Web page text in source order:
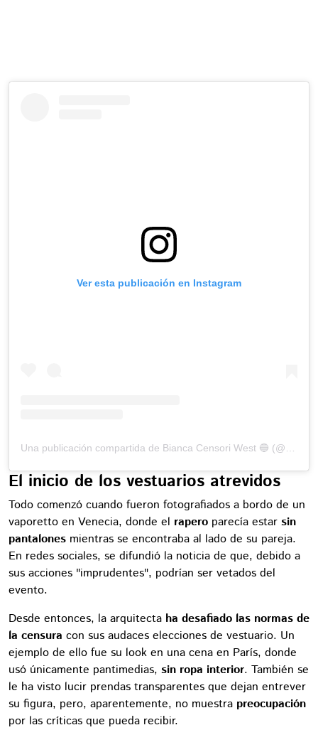
Ver esta publicación en Instagram
El inicio de los vestuarios atrevidos
Todo comenzó cuando fueron fotografiados a bordo de un
vaporetto en Venecia, donde el rapero parecía estar sin
pantalones mientras se encontraba al lado de su pareja.
En redes sociales, se difundió la noticia de que, debido a
sus acciones "imprudentes", podrían ser vetados del
evento.
Desde entonces, la arquitecta ha desafiado las normas de
la censura con sus audaces elecciones de vestuario. Un
ejemplo de ello fue su look en una cena en París, donde
usó únicamente pantimedias, sin ropa interior. También se
le ha visto lucir prendas transparentes que dejan entrever
su figura, pero, aparentemente, no muestra preocupación
por las críticas que pueda recibir.